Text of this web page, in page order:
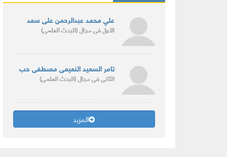
علي محمد عبدالرحمن على سعد
الأولفى مجال(البحث العلمى)
تامر السعيد النعيمى مصطفى حب
الثانىفى مجال(البحث العلمى)
المزيد